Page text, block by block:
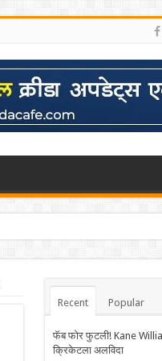
Recent Popular
फॅब फोर फुटली! Kane
क्रिकेटला अलविदा